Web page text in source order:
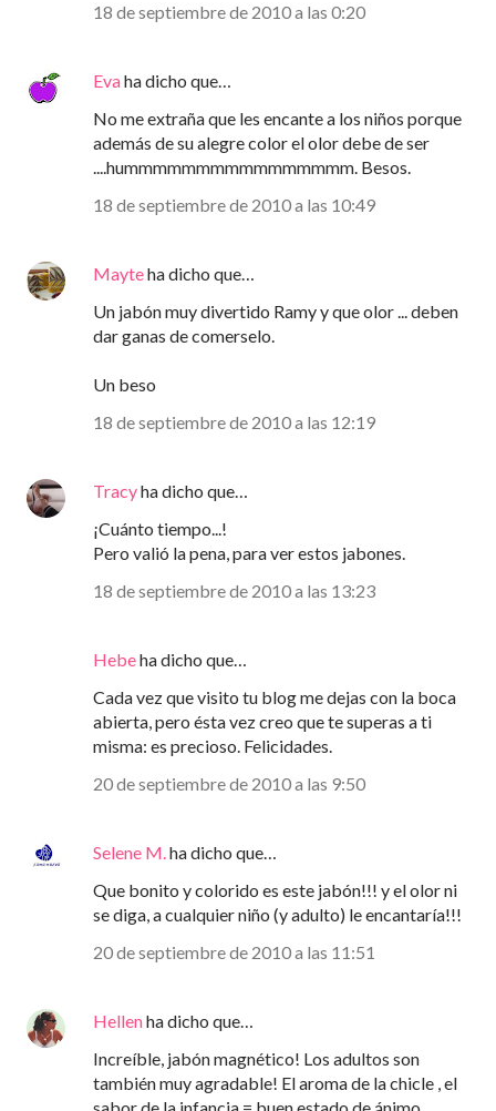
18 de septiembre de 2010 a las 0:20
Evaha dicho que…
No me extraña que les encante a los niños porque
además de su alegre color el olor debe de ser
....hummmmmmmmmmmmmmmm. Besos.
18 de septiembre de 2010 a las 10:49
Mayteha dicho que…
Un jabón muy divertido Ramy y que olor ... deben
dar ganas de comerselo.
Un beso
18 de septiembre de 2010 a las 12:19
Tracyha dicho que…
¡Cuánto tiempo...!
Pero valió la pena, para ver estos jabones.
18 de septiembre de 2010 a las 13:23
Hebeha dicho que…
Cada vez que visito tu blog me dejas con la boca
abierta, pero ésta vez creo que te superas a ti
misma: es precioso. Felicidades.
20 de septiembre de 2010 a las 9:50
Selene M.ha dicho que…
Que bonito y colorido es este jabón!!! y el olor ni
se diga, a cualquier niño (y adulto) le encantaría!!!
20 de septiembre de 2010 a las 11:51
Hellenha dicho que…
Increíble, jabón magnético! Los adultos son
también muy agradable! El aroma de la chicle , el